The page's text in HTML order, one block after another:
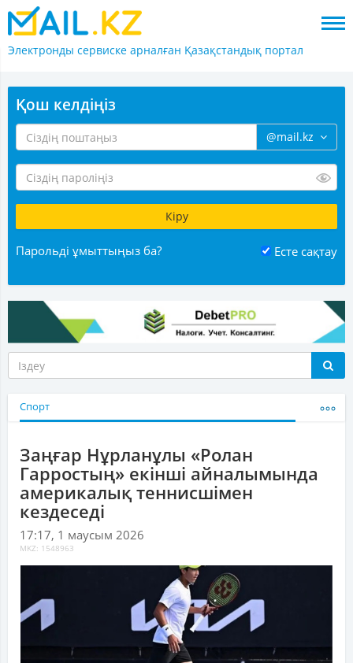
Электронды сервиске арналған Қазақстандық портал
Қош келдіңіз
@mail.kz
Парольді ұмыттыңыз ба? Есте сақтау
Спорт
Заңғар Нұрланұлы «Ролан
Гарростың» екінші айналымында
америкалық теннисшімен
кездеседі
17:17, 1 маусым 2026
MKZ: 1548963